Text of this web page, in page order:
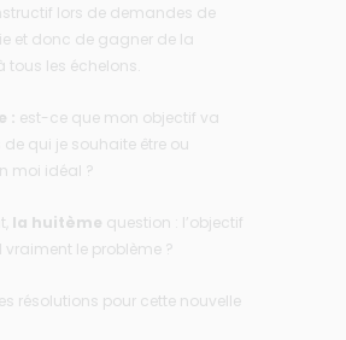
lors de demandes de
et donc de gagner de la
tous les échelons.
: est-ce que mon objectif va
qui je souhaite être ou
moi idéal ?
la huitème question : l’objectif
le problème ?
résolutions pour cette nouvelle